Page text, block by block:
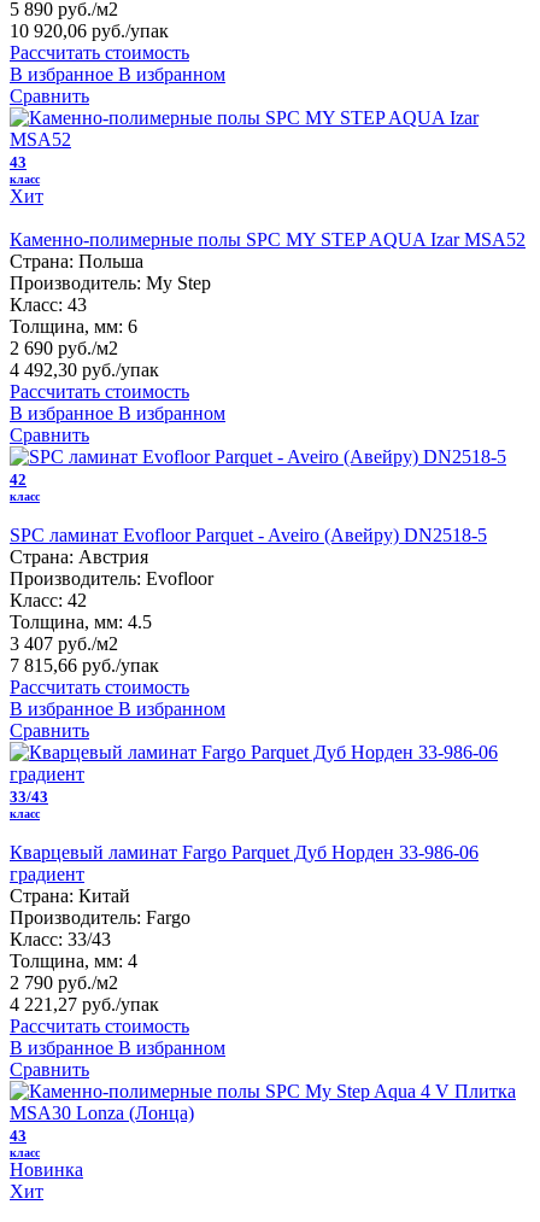
5 890 руб./м2
10 920,06 руб./упак
Рассчитать стоимость
В избранное В избранном
Сравнить
43
класс
Хит
Каменно-полимерные полы SPC MY STEP AQUA Izar MSA52
Страна: Польша
Производитель: My Step
Класс: 43
Толщина, мм: 6
2 690 руб./м2
4 492,30 руб./упак
Рассчитать стоимость
В избранное В избранном
Сравнить
42
класс
SPC ламинат Evofloor Parquet - Aveiro (Авейру) DN2518-5
Страна: Австрия
Производитель: Evofloor
Класс: 42
Толщина, мм: 4.5
3 407 руб./м2
7 815,66 руб./упак
Рассчитать стоимость
В избранное В избранном
Сравнить
33/43
класс
Кварцевый ламинат Fargo Parquet Дуб Норден 33-986-06
градиент
Страна: Китай
Производитель: Fargo
Класс: 33/43
Толщина, мм: 4
2 790 руб./м2
4 221,27 руб./упак
Рассчитать стоимость
В избранное В избранном
Сравнить
43
класс
Новинка
Хит